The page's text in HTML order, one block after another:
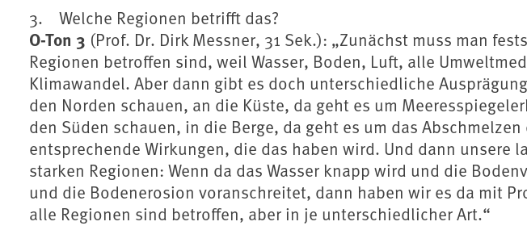
3. Welche Regionen betrifft das?
O-Ton 3 (Prof. Dr. Dirk Messner, 31 Sek.): „Zunächst muss man
Regionen betroffen sind, weil Wasser, Boden, Luft, alle
Klimawandel. Aber dann gibt es doch unterschiedliche
den Norden schauen, an die Küste, da geht es um
den Süden schauen, in die Berge, da geht es um das
entsprechende Wirkungen, die das haben wird. Und dann unsere
starken Regionen: Wenn da das Wasser knapp wird und die
und die Bodenerosion voranschreitet, dann haben wir es da mit
alle Regionen sind betroffen, aber in je unterschiedlicher Art.“